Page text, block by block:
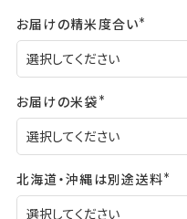
お届けの精米度合い
(必
お届けの米袋
(必
須)
北海道・沖縄は別途送料
(必